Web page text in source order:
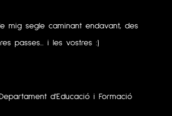
mig segle caminant endavant, des
passes... i les vostres :)
d'Educació i Formació